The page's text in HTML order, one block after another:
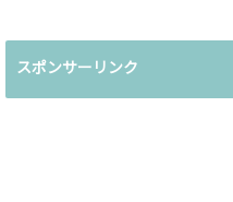
スポンサーリンク